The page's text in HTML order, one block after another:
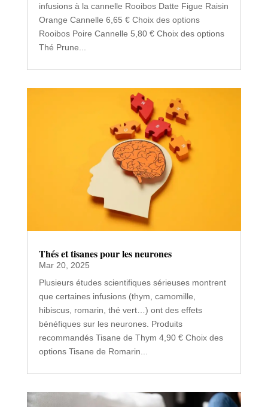
infusions à la cannelle Rooibos Datte Figue Raisin
Orange Cannelle 6,65 € Choix des options
Rooibos Poire Cannelle 5,80 € Choix des options
Thé Prune...
Thés et tisanes pour les neurones
Mar 20, 2025
Plusieurs études scientifiques sérieuses montrent
que certaines infusions (thym, camomille,
hibiscus, romarin, thé vert…) ont des effets
bénéfiques sur les neurones. Produits
recommandés Tisane de Thym 4,90 € Choix des
options Tisane de Romarin...